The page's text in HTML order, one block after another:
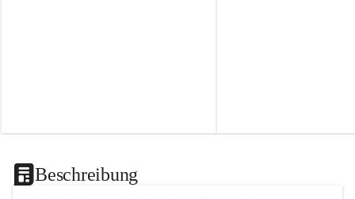
Beschreibung